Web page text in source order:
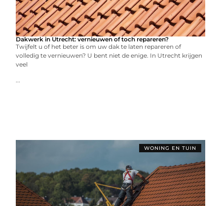
Dakwerk in Utrecht: vernieuwen of toch repareren?
Twijfelt u of het beter is om uw dak te laten repareren of
volledig te vernieuwen? U bent niet de enige. In Utrecht krijgen
veel
...
WONING EN TUIN